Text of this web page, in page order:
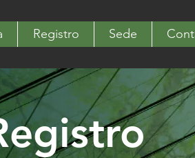
Registro Sede